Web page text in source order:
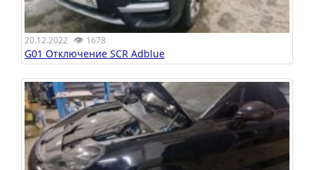
20.12.2022 👁 1678
G01 Отключение SCR Adblue